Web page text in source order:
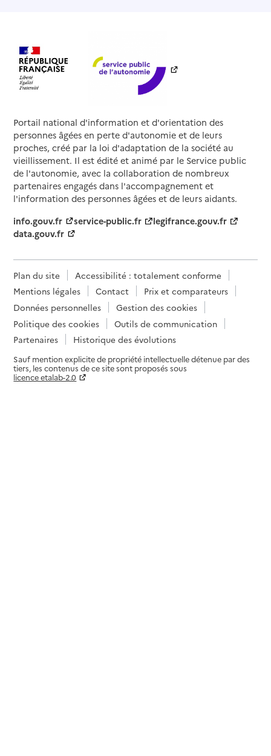
Portail national d'information et d'orientation des
personnes âgées en perte d'autonomie et de leurs
proches, créé par la loi d'adaptation de la société au
vieillissement. Il est édité et animé par le Service public
de l'autonomie, avec la collaboration de nombreux
partenaires engagés dans l'accompagnement et
l'information des personnes âgées et de leurs aidants.
info.gouv.fr
service-public.fr
legifrance.gouv.fr
data.gouv.fr
Plan du site
Accessibilité : totalement conforme
Mentions légales
Contact
Prix et comparateurs
Données personnelles
Gestion des cookies
Politique des cookies
Outils de communication
Partenaires
Historique des évolutions
Sauf mention explicite de propriété intellectuelle détenue par des
tiers, les contenus de ce site sont proposés sous
licence etalab-2.0